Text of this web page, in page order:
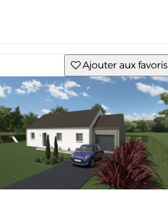
Ajouter aux favoris